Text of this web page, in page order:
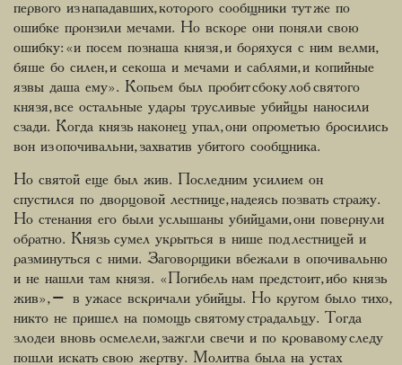
первого из нападавших, которого сообщники тут же по
ошибке пронзили мечами. Но вскоре они поняли свою
ошибку: «и посем познаша князя, и боряхуся с ним велми,
бяше бо силен, и секоша и мечами и саблями, и копийные
язвы даша ему». Копьем был пробит сбоку лоб святого
князя, все остальные удары трусливые убийцы наносили
сзади. Когда князь наконец упал, они опрометью бросились
вон из опочивальни, захватив убитого сообщника.
Но святой еще был жив. Последним усилием он
спустился по дворцовой лестнице, надеясь позвать стражу.
Но стенания его были услышаны убийцами, они повернули
обратно. Князь сумел укрыться в нише под лестницей и
разминуться с ними. Заговорщики вбежали в опочивальню
и не нашли там князя. «Погибель нам предстоит, ибо князь
жив», – в ужасе вскричали убийцы. Но кругом было тихо,
никто не пришел на помощь святому страдальцу. Тогда
злодеи вновь осмелели, зажгли свечи и по кровавому следу
пошли искать свою жертву. Молитва была на устах